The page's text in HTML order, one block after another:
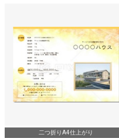
二つ折りA4仕上がり